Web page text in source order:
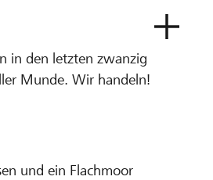
in den letzten zwanzig
Munde. Wir handeln!
und ein Flachmoor